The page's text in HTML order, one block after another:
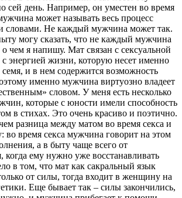
сей день. Например, он уместен во время
может называть весь процесс
словами. Не каждый мужчина может так.
могу сказать, что не каждый мужчина
чем я напишу. Мат связан с сексуальной
с энергией жизни, которую несет именно
и в нем содержится возможность
именно мужчина виртуозно владеет
словом. У меня есть несколько
которые с юности имели способность
в стихах. Это очень красиво и поэтично.
разница между матом во время секса и
во время секса мужчина говорит на этом
а в быту чаще всего от
когда ему нужно уже восстанавливать
в том, что мат как сакральный язык
от силы, тогда входит в женщину на
Еще бывает так – силы закончились,